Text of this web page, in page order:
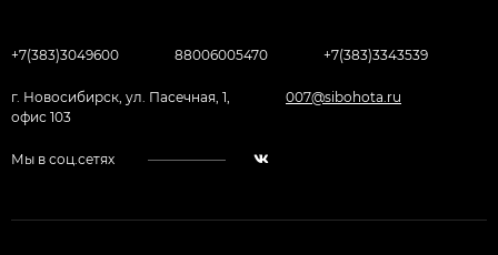
+7(383)3049600 88006005470 +7(383)3343539
г. Новосибирск, ул. Пасечная, 1,
офис 103
007@sibohota.ru
Мы в соц.сетях